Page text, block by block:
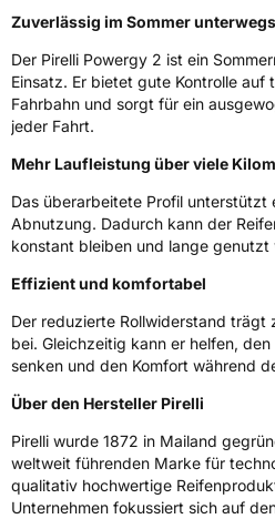
Weitere Eigenschaften
Schlauchtyp TL
FelgenschutzMFS
EffizienzB
NasshaftungB
Rollgeräusch (dB) 69
FahrzeugklasseC1
Zuverlässig im Sommer unterwegs
Der Pirelli Powergy 2 ist ein
Einsatz. Er bietet gute Kontrolle auf
Fahrbahn und sorgt für ein
jeder Fahrt.
Mehr Laufleistung über viele
Das überarbeitete Profil unterstützt
Abnutzung. Dadurch kann der
konstant bleiben und lange genutzt
Effizient und komfortabel
Der reduzierte Rollwiderstand trägt
bei. Gleichzeitig kann er helfen,
senken und den Komfort während
Über den Hersteller Pirelli
Pirelli wurde 1872 in Mailand
weltweit führenden Marke für
qualitativ hochwertige
Unternehmen fokussiert sich auf